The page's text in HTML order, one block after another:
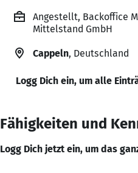
Angestellt, Backoffice
Mittelstand GmbH
Cappeln, Deutschland
Logg Dich ein, um alle
Fähigkeiten und
Logg Dich jetzt ein, um das